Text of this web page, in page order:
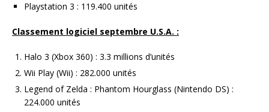
Playstation 3 : 119.400 unités
Classement logiciel septembre U.S.A. :
Halo 3 (Xbox 360) : 3.3 millions d’unités
Wii Play (Wii) : 282.000 unités
Legend of Zelda : Phantom Hourglass (Nintendo DS) :
224.000 unités